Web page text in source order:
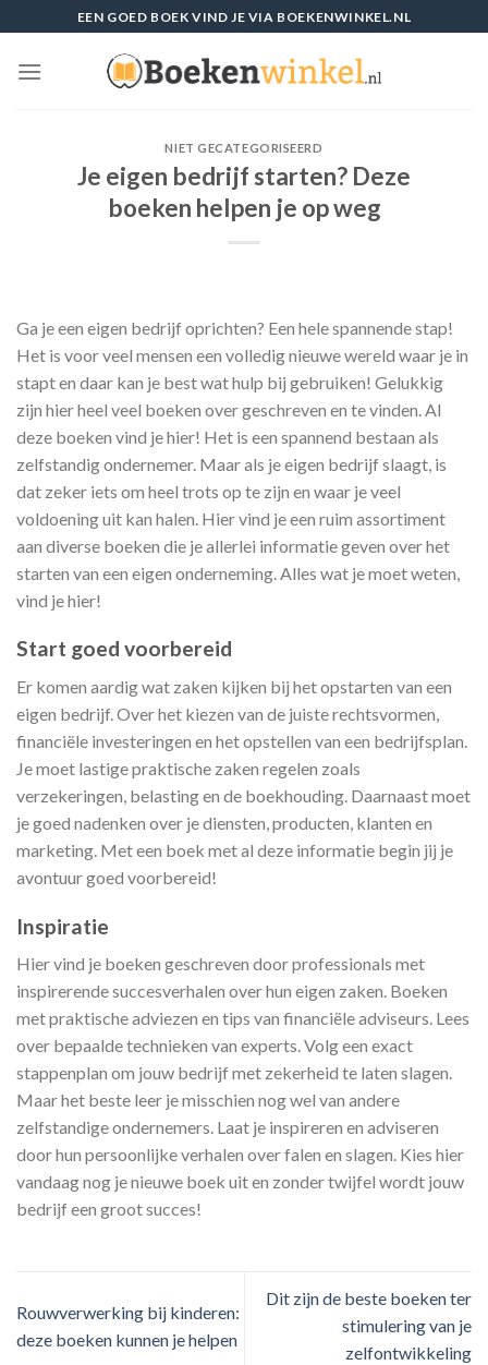
to
content
EEN GOED BOEK VIND JE VIA BOEKENWINKEL.NL
NIET GECATEGORISEERD
Je eigen bedrijf starten? Deze
boeken helpen je op weg
Ga je een eigen bedrijf oprichten? Een hele spannende stap!
Het is voor veel mensen een volledig nieuwe wereld waar je in
stapt en daar kan je best wat hulp bij gebruiken! Gelukkig
zijn hier heel veel boeken over geschreven en te vinden. Al
deze boeken vind je hier! Het is een spannend bestaan als
zelfstandig ondernemer. Maar als je eigen bedrijf slaagt, is
dat zeker iets om heel trots op te zijn en waar je veel
voldoening uit kan halen. Hier vind je een ruim assortiment
aan diverse boeken die je allerlei informatie geven over het
starten van een eigen onderneming. Alles wat je moet weten,
vind je hier!
Start goed voorbereid
Er komen aardig wat zaken kijken bij het opstarten van een
eigen bedrijf. Over het kiezen van de juiste rechtsvormen,
financiële investeringen en het opstellen van een bedrijfsplan.
Je moet lastige praktische zaken regelen zoals
verzekeringen, belasting en de boekhouding. Daarnaast moet
je goed nadenken over je diensten, producten, klanten en
marketing. Met een boek met al deze informatie begin jij je
avontuur goed voorbereid!
Inspiratie
Hier vind je boeken geschreven door professionals met
inspirerende succesverhalen over hun eigen zaken. Boeken
met praktische adviezen en tips van financiële adviseurs. Lees
over bepaalde technieken van experts. Volg een exact
stappenplan om jouw bedrijf met zekerheid te laten slagen.
Maar het beste leer je misschien nog wel van andere
zelfstandige ondernemers. Laat je inspireren en adviseren
door hun persoonlijke verhalen over falen en slagen. Kies hier
vandaag nog je nieuwe boek uit en zonder twijfel wordt jouw
bedrijf een groot succes!
Rouwverwerking bij kinderen:
deze boeken kunnen je helpen
Dit zijn de beste boeken ter
stimulering van je
zelfontwikkeling